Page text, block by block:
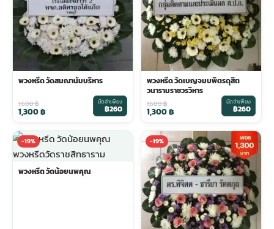
พวงหรีด วัดสมณานัมบริหาร
1,600฿
1,300฿
มัดจำเพียง
฿260
พวงหรีด วัดเบญจมบพิตรดุสิต
วนารามราชวรวิหาร
1,600฿
1,300฿
มัดจำเพียง
฿260
-19%
พวงหรีด วัดน้อยนพคุณ
-19%